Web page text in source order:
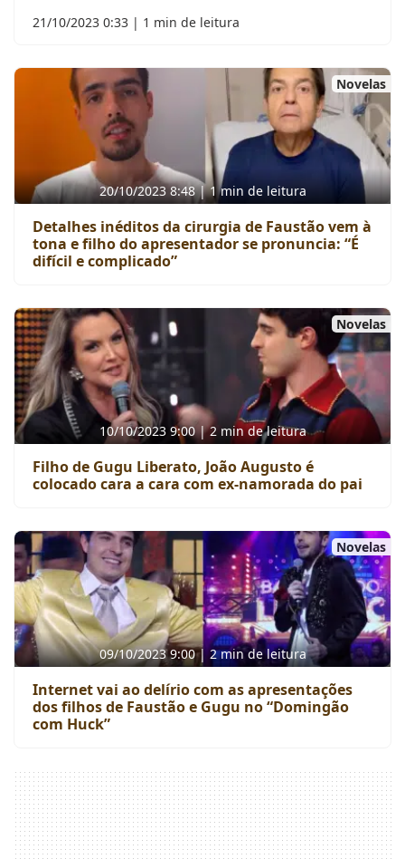
21/10/2023 0:33 | 1 min de leitura
Novelas
20/10/2023 8:48 | 1 min de leitura
Detalhes inéditos da cirurgia de Faustão vem à
tona e filho do apresentador se pronuncia: “É
difícil e complicado”
Novelas
10/10/2023 9:00 | 2 min de leitura
Filho de Gugu Liberato, João Augusto é
colocado cara a cara com ex-namorada do pai
Novelas
09/10/2023 9:00 | 2 min de leitura
Internet vai ao delírio com as apresentações
dos filhos de Faustão e Gugu no “Domingão
com Huck”